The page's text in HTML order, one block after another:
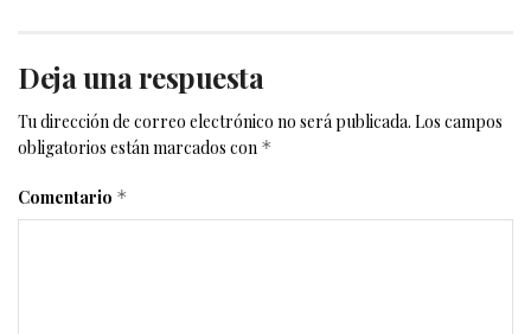
Deja una respuesta
Tu dirección de correo electrónico no será publicada. Los campos
obligatorios están marcados con *
Comentario *